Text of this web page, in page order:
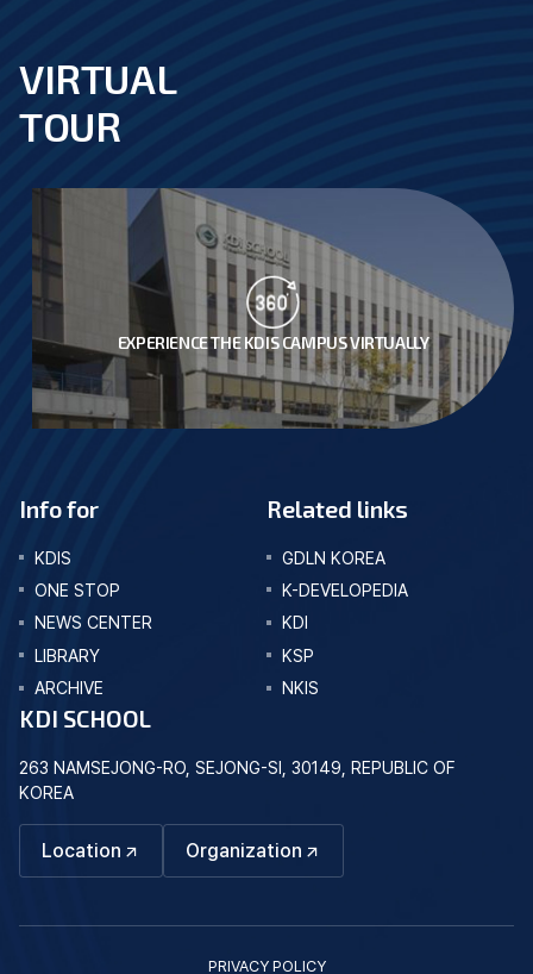
footer
VIRTUAL
TOUR
EXPERIENCE THE KDIS CAMPUS VIRTUALLY
Info for
KDIS
ONE STOP
NEWS CENTER
LIBRARY
ARCHIVE
Related links
GDLN KOREA
K-DEVELOPEDIA
KDI
KSP
NKIS
KDI SCHOOL
263 NAMSEJONG-RO, SEJONG-SI, 30149, REPUBLIC OF
KOREA
Location Organization
PRIVACY POLICY